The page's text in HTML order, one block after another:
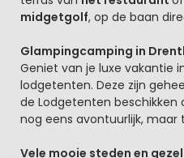
midgetgolf, op de baan
Glampingcamping in
Geniet van je luxe vakantie
lodgetenten. Deze zijn
de Lodgetenten beschikken
nog eens avontuurlijk, maar
Vele mooie steden en